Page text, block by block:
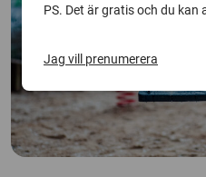
PS. Det är gratis och du kan
Jag vill prenumerera